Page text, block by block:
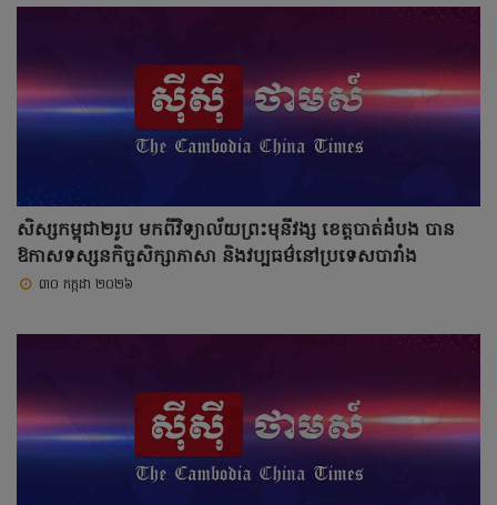
សិស្សកម្ពុជា២រូប មកពីវិទ្យាល័យព្រះមុនីវង្ស ខេត្តបាត់ដំបង បាន
ឱកាសទស្សនកិច្ចសិក្សាភាសា និងវប្បធម៌នៅប្រទេសបារាំង
៣០ កក្កដា ២០២៦